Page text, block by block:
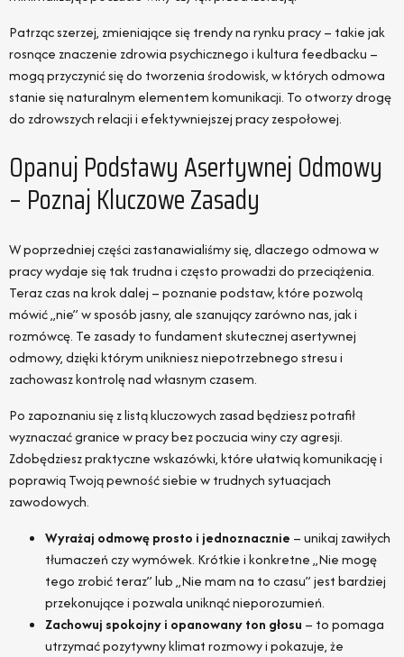
Patrząc szerzej, zmieniające się trendy na rynku pracy – takie jak
rosnące znaczenie zdrowia psychicznego i kultura feedbacku –
mogą przyczynić się do tworzenia środowisk, w których odmowa
stanie się naturalnym elementem komunikacji. To otworzy drogę
do zdrowszych relacji i efektywniejszej pracy zespołowej.
Opanuj Podstawy Asertywnej Odmowy
– Poznaj Kluczowe Zasady
W poprzedniej części zastanawialiśmy się, dlaczego odmowa w
pracy wydaje się tak trudna i często prowadzi do przeciążenia.
Teraz czas na krok dalej – poznanie podstaw, które pozwolą
mówić „nie” w sposób jasny, ale szanujący zarówno nas, jak i
rozmówcę. Te zasady to fundament skutecznej asertywnej
odmowy, dzięki którym unikniesz niepotrzebnego stresu i
zachowasz kontrolę nad własnym czasem.
Po zapoznaniu się z listą kluczowych zasad będziesz potrafił
wyznaczać granice w pracy bez poczucia winy czy agresji.
Zdobędziesz praktyczne wskazówki, które ułatwią komunikację i
poprawią Twoją pewność siebie w trudnych sytuacjach
zawodowych.
Wyrażaj odmowę prosto i jednoznacznie – unikaj zawiłych
tłumaczeń czy wymówek. Krótkie i konkretne „Nie mogę
tego zrobić teraz” lub „Nie mam na to czasu” jest bardziej
przekonujące i pozwala uniknąć nieporozumień.
Zachowuj spokojny i opanowany ton głosu – to pomaga
utrzymać pozytywny klimat rozmowy i pokazuje, że